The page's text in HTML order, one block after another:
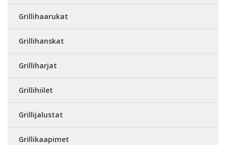
Grillihaarukat
Grillihanskat
Grilliharjat
Grillihiilet
Grillijalustat
Grillikaapimet